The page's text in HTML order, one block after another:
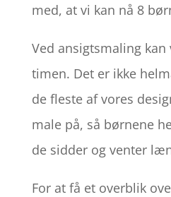
med, at vi kan nå 8
Ved ansigtsmaling kan
timen. Det er ikke
de fleste af vores
male på, så børnene
de sidder og venter
For at få et overblik